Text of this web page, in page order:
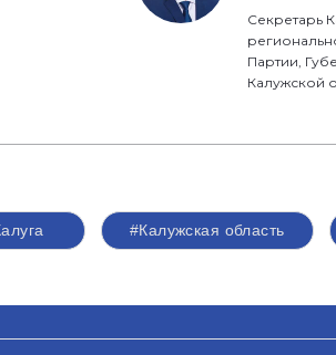
Секретарь
Партии,
Калужской
#Калужская область